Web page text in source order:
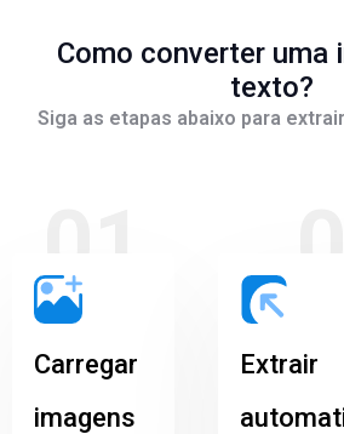
Como converter uma
texto?
Siga as etapas abaixo para
Carregar
imagens
Extrair